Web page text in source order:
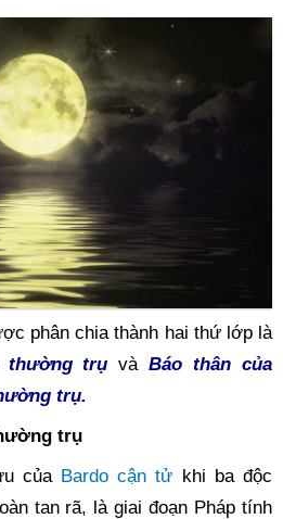
thường trụ và Báo thân của
trụ.
trụ
của Bardo cận tử khi ba độc
tan rã, là giai đoạn Pháp tính